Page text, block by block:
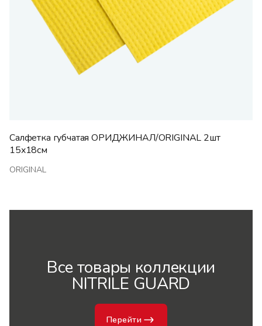
Салфетка губчатая ОРИДЖИНАЛ/ORIGINAL 2шт
15x18см
ORIGINAL
Все товары коллекции
NITRILE GUARD
Перейти